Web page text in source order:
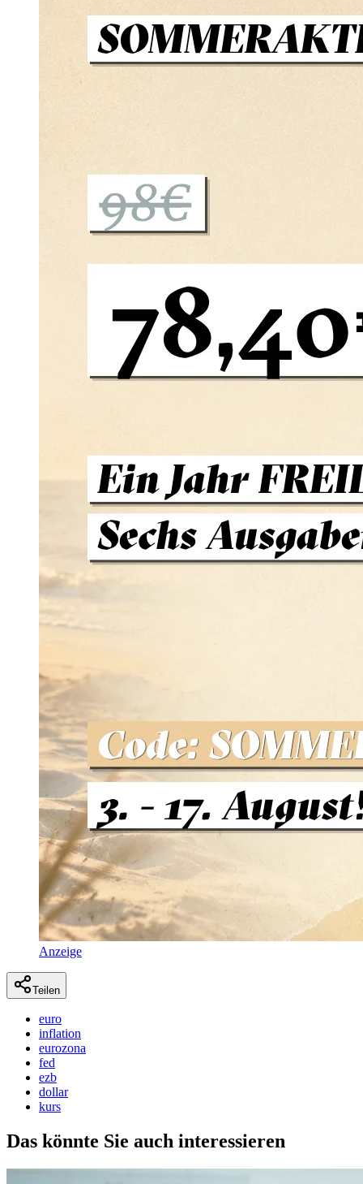
Anzeige
Teilen
euro
inflation
eurozona
fed
ezb
dollar
kurs
Das könnte Sie auch interessieren